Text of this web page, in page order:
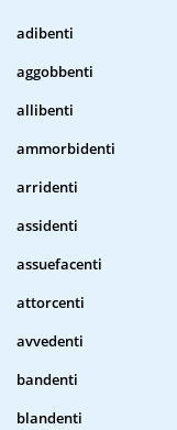
adibenti
aggobbenti
allibenti
ammorbidenti
arridenti
assidenti
assuefacenti
attorcenti
avvedenti
bandenti
blandenti